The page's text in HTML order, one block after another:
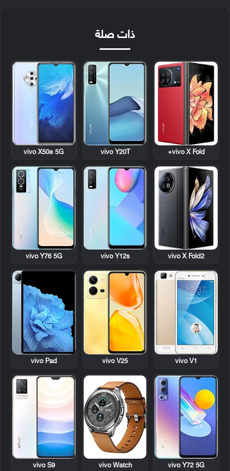
ذات صلة
vivo X Fold+
vivo Y20T
vivo X50e 5G
vivo X Fold2
vivo Y12s
vivo Y76 5G
vivo V1
vivo V25
vivo Pad
vivo Y72 5G
vivo Watch
vivo S9